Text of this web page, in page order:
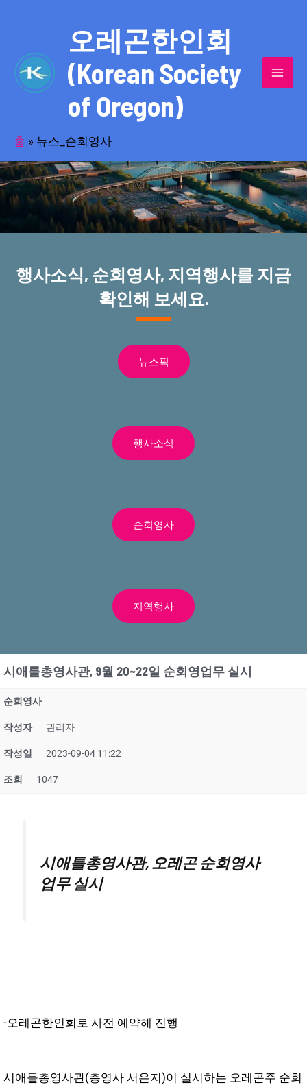
오레곤한인회
(Korean Society
of Oregon)
홈 » 뉴스_순회영사
반세기의 세월을 품고 동포사회를 섬겨온
오레곤한인회!
행사소식, 순회영사, 지역행사를 지금
확인해 보세요.
뉴스픽
행사소식
순회영사
지역행사
시애틀총영사관, 9월 20~22일 순회영업무 실시
순회영사
작성자 관리자
작성일 2023-09-04 11:22
조회 1047
시애틀총영사관, 오레곤 순회영사
업무 실시
-오레곤한인회로 사전 예약해 진행
시애틀총영사관(총영사 서은지)이 실시하는 오레곤주 순회